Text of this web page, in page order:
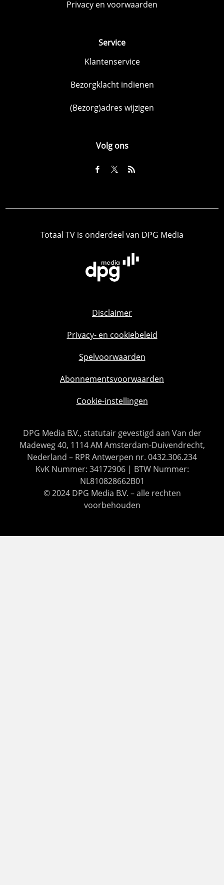
Privacy en voorwaarden
Service
Klantenservice
Bezorgklacht indienen
(Bezorg)adres wijzigen
Volg ons
Totaal TV is onderdeel van DPG Media
Disclaimer
Privacy- en cookiebeleid
Spelvoorwaarden
Abonnementsvoorwaarden
Cookie-instellingen
DPG Media B.V., statutair gevestigd aan Van der
Madeweg 40, 1114 AM Amsterdam-Duivendrecht,
Nederland – RPR Antwerpen nr. 0432.306.234
KvK Nummer: 34172906 | BTW Nummer:
NL810828662B01
© 2024 DPG Media B.V. – alle rechten
voorbehouden